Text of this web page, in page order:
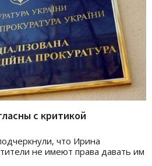
с критикой
что Ирина
не имеют права давать им